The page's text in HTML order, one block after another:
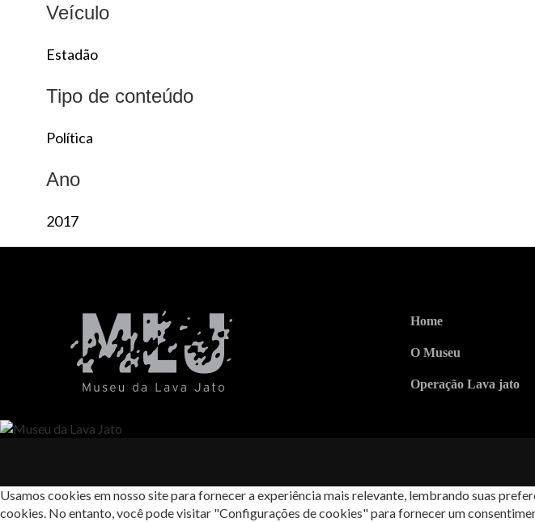
Veículo
Estadão
Tipo de conteúdo
Política
Ano
2017
Home
O Museu
Operação Lava jato
Usamos cookies em nosso site para fornecer a experiência mais relevante, lembrando suas
cookies. No entanto, você pode visitar "Configurações de cookies" para fornecer um